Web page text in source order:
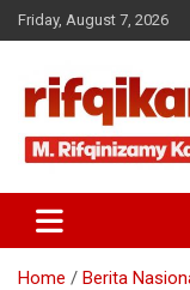
Friday, August 7, 2026
RIFQI
Home
Berita